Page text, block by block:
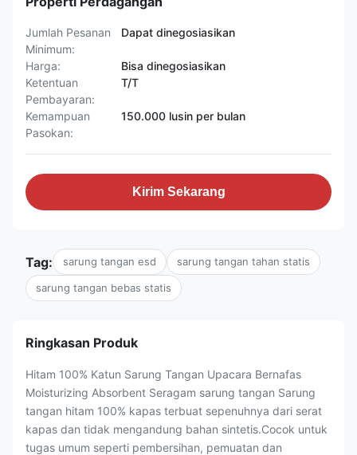
Jumlah Pesanan
Minimum:
Dapat dinegosiasikan
Harga:
Bisa dinegosiasikan
Ketentuan
Pembayaran:
T/T
Kemampuan
Pasokan:
150.000 lusin per bulan
Kirim Sekarang
Tag: sarung tangan esd sarung tangan tahan statis
sarung tangan bebas statis
Ringkasan Produk
Hitam 100% Katun Sarung Tangan Upacara Bernafas
Moisturizing Absorbent Seragam sarung tangan Sarung
tangan hitam 100% kapas terbuat sepenuhnya dari serat
kapas dan tidak mengandung bahan sintetis.Cocok untuk
tugas umum seperti pembersihan, pemuatan dan